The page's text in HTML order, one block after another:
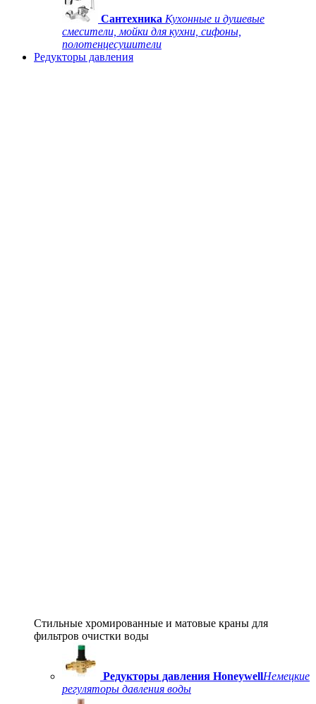
Сантехника Кухонные и душевые
смесители, мойки для кухни, сифоны,
полотенцесушители
Редукторы давления
Стильные хромированные и матовые краны для
фильтров очистки воды
Редукторы давления HoneywellНемецкие
регуляторы давления воды